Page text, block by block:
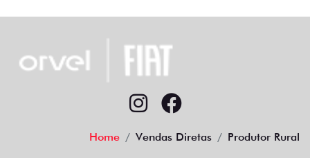
Home Vendas Diretas Produtor Rural